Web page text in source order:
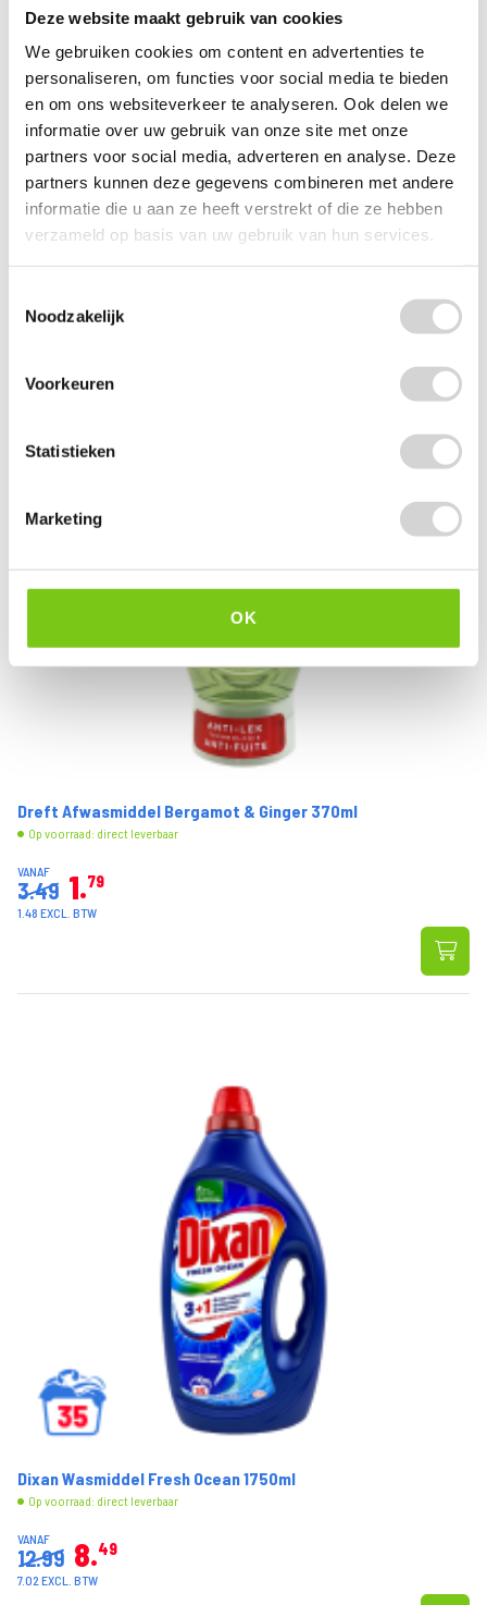
Deze website maakt gebruik van cookies
We gebruiken cookies om content en advertenties te
personaliseren, om functies voor social media te bieden
en om ons websiteverkeer te analyseren. Ook delen we
informatie over uw gebruik van onze site met onze
partners voor social media, adverteren en analyse. Deze
partners kunnen deze gegevens combineren met andere
informatie die u aan ze heeft verstrekt of die ze hebben
verzameld op basis van uw gebruik van hun services.
Noodzakelijk
Voorkeuren
Statistieken
Marketing
OK
Lenor Geurbooster Unstoppables Geur Van Ariel 210g
Op voorraad: direct leverbaar
8.49 4 99
4.12 EXCL. BTW
Dreft Afwasmiddel Bergamot & Ginger 370ml
Op voorraad: direct leverbaar
VANAF
3.49 1 79
1.48 EXCL. BTW
Dixan Wasmiddel Fresh Ocean 1750ml
Op voorraad: direct leverbaar
VANAF
12.99 8 49
7.02 EXCL. BTW